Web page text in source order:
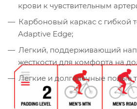
крови к чувствительным
Карбоновый каркас с гибкой
Adaptive Edge;
Легкий, поддерживающий
жесткости для комфорта на
Легкие и долговечные полые